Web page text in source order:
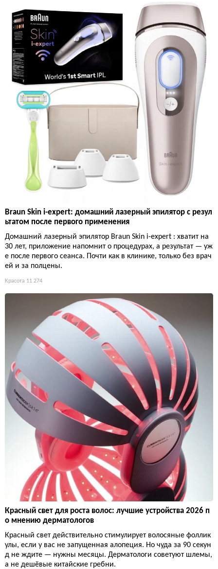
Braun Skin i-expert: домашний лазерный эпилятор с резул
ьтатом после первого применения
Домашний лазерный эпилятор Braun Skin i-expert : хватит на
30 лет, приложение напомнит о процедурах, а результат — уж
е после первого сеанса. Почти как в клинике, только без врач
ей и за полцены.
Красота 11 274
Красный свет для роста волос: лучшие устройства 2026 п
о мнению дерматологов
Красный свет действительно стимулирует волосяные фоллик
улы, если у вас не запущенная алопеция. Но чуда за 90 секун
д не ждите — нужны месяцы. Дерматологи советуют шлемы,
а не дешёвые китайские гребни.